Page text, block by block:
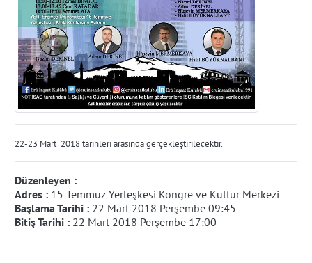
22-23 Mart 2018 tarihleri arasında gerçekleştirilecektir.
Düzenleyen :
Adres : 15 Temmuz Yerleşkesi Kongre ve Kültür Merkezi
Başlama Tarihi : 22 Mart 2018 Perşembe 09:45
Bitiş Tarihi : 22 Mart 2018 Perşembe 17:00